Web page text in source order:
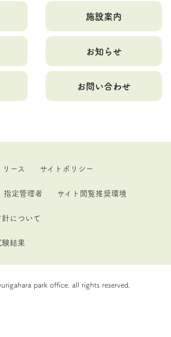
施設案内
お知らせ
お問い合わせ
ース サイトポリシー
指定管理者 サイト閲覧推奨環境
について
験結果
park office. all rights reserved.